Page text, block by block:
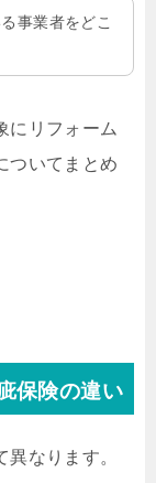
事業者をどこ
にリフォーム
ついてまとめ
保険の違い
なります。